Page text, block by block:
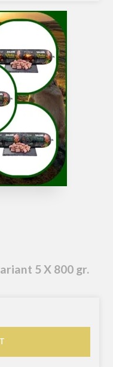
5 X 800 gr.